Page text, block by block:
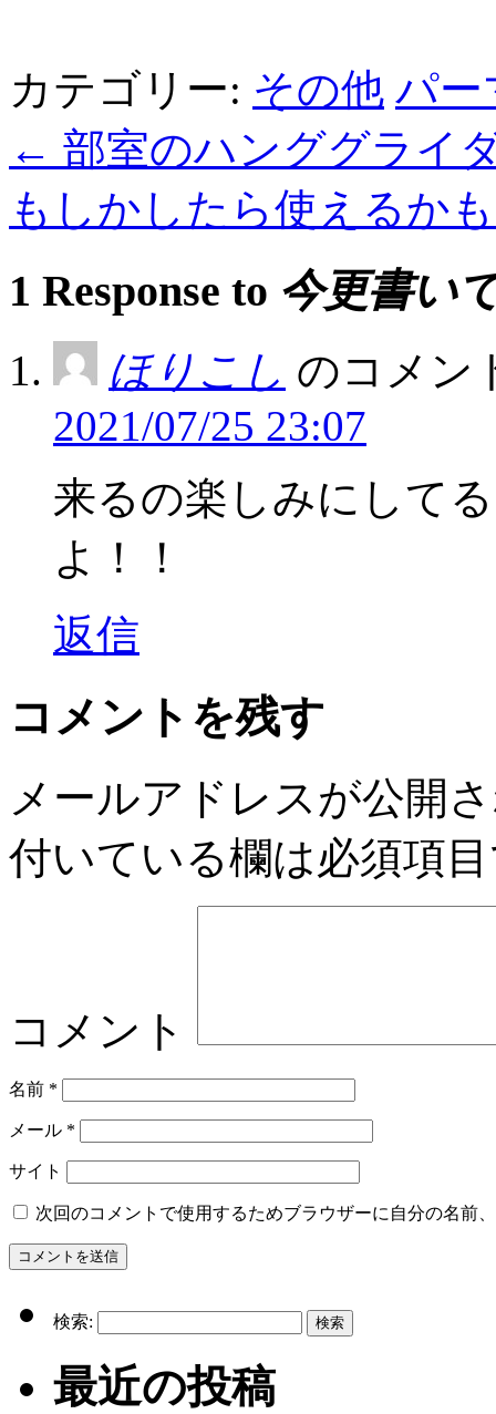
カテゴリー: その他 パー
← 部室のハンググライ
もしかしたら使えるか
1 Response to 今更書い
ほりこし のコメン
2021/07/25 23:07
来るの楽しみにして
よ！！
返信
コメントを残す
メールアドレスが公開
付いている欄は必須項
コメント
名前 *
メール *
サイト
次回のコメントで使用するためブラウザーに自分の名前
検索:
最近の投稿